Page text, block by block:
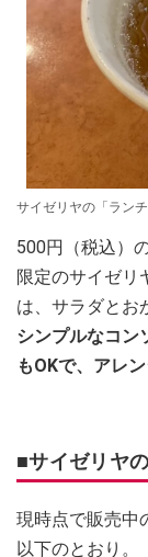
サイゼリヤの「ラン
500円（税込）
限定のサイゼリ
は、サラダとお
シンプルなコン
もOKで、アレ
■サイゼリヤ
現時点で販売中
以下のとおり。